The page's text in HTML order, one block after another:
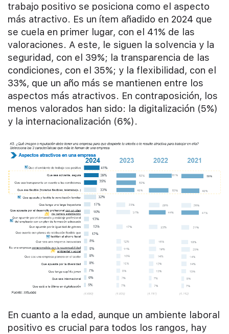
trabajo positivo se posiciona como el aspecto
más atractivo. Es un ítem añadido en 2024 que
se cuela en primer lugar, con el 41% de las
valoraciones. A este, le siguen la solvencia y la
seguridad, con el 39%; la transparencia de las
condiciones, con el 35%; y la flexibilidad, con el
33%, que un año más se mantienen entre los
aspectos más atractivos. En contraposición, los
menos valorados han sido: la digitalización (5%)
y la internacionalización (6%).
En cuanto a la edad, aunque un ambiente laboral
positivo es crucial para todos los rangos, hay